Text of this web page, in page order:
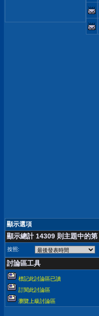
顯示選項
顯示總計 14309 則主題中的第
按照:
討論區工具
標記此討論區已讀
訂閱此討論區
瀏覽上級討論區